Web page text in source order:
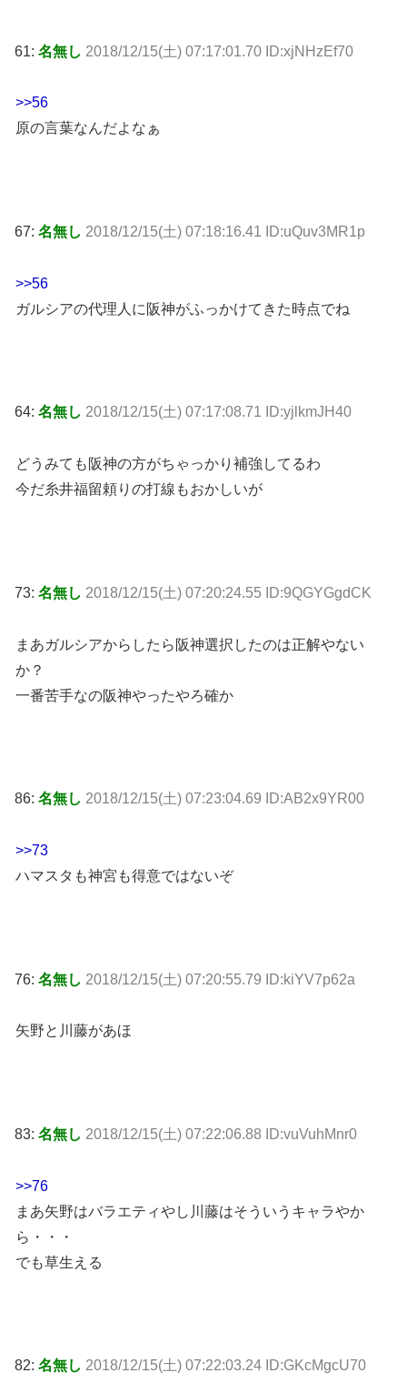
61: 名無し 2018/12/15(土) 07:17:01.70 ID:xjNHzEf70
>>56
原の言葉なんだよなぁ
67: 名無し 2018/12/15(土) 07:18:16.41 ID:uQuv3MR1p
>>56
ガルシアの代理人に阪神がふっかけてきた時点でね
64: 名無し 2018/12/15(土) 07:17:08.71 ID:yjlkmJH40
どうみても阪神の方がちゃっかり補強してるわ
今だ糸井福留頼りの打線もおかしいが
73: 名無し 2018/12/15(土) 07:20:24.55 ID:9QGYGgdCK
まあガルシアからしたら阪神選択したのは正解やない
か？
一番苦手なの阪神やったやろ確か
86: 名無し 2018/12/15(土) 07:23:04.69 ID:AB2x9YR00
>>73
ハマスタも神宮も得意ではないぞ
76: 名無し 2018/12/15(土) 07:20:55.79 ID:kiYV7p62a
矢野と川藤があほ
83: 名無し 2018/12/15(土) 07:22:06.88 ID:vuVuhMnr0
>>76
まあ矢野はバラエティやし川藤はそういうキャラやか
ら・・・
でも草生える
82: 名無し 2018/12/15(土) 07:22:03.24 ID:GKcMgcU70